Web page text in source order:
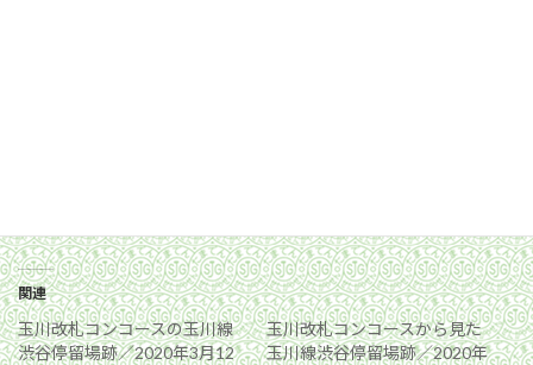
関連
玉川改札コンコースの玉川線
渋谷停留場跡／2020年3月12
玉川改札コンコースから見た
玉川線渋谷停留場跡／2020年